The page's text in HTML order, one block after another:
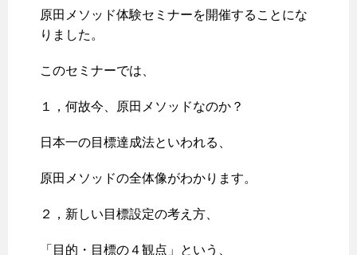
原田メソッド体験セミナーを開催することにな
りました。
このセミナーでは、
１，何故今、原田メソッドなのか？
日本一の目標達成法といわれる、
原田メソッドの全体像がわかります。
２，新しい目標設定の考え方、
「目的・目標の４観点」という、